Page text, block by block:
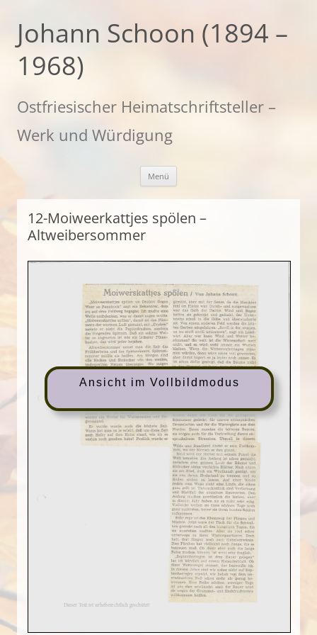
springen
Johann Schoon (1894 –
1968)
Ostfriesischer Heimatschriftsteller –
Werk und Würdigung
Menü
12-Moiweerkattjes spölen –
Altweibersommer
Ansicht im Vollbildmodus